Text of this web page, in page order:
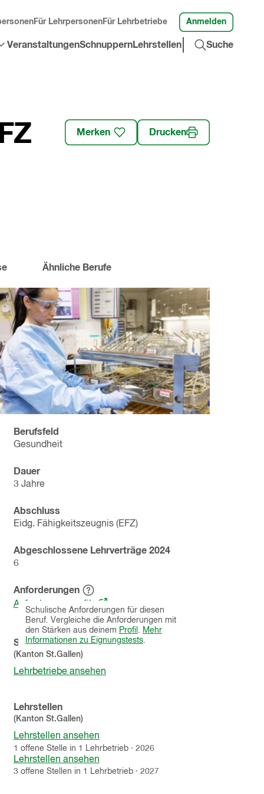
Anmelden
VeranstaltungenSchnuppernLehrstellen Suche
Suche
öffnen
Für Lehrpersonen Für Lehrbetriebe
Merken Drucken
Ähnliche Berufe
Berufsfeld
Gesundheit
Dauer
3 Jahre
Abschluss
Eidg. Fähigkeitszeugnis (EFZ)
Abgeschlossene Lehrverträge 2024
6
Anforderungen
Hinweistext
einblenden
Schulische Anforderungen für diesen
Beruf. Vergleiche die Anforderungen mit
den Stärken aus deinem Profil . Mehr
Informationen zu Eignungstests.
Anforderungsprofile (öffnet
in
einem
neuen
Schnupperlehren
(Kanton St.Gallen)
Lehrbetriebe ansehen
Lehrstellen
(Kanton St.Gallen)
Lehrstellen ansehen
1 offene Stelle in 1 Lehrbetrieb· 2026
Lehrstellen ansehen
3 offene Stellen in 1 Lehrbetrieb· 2027